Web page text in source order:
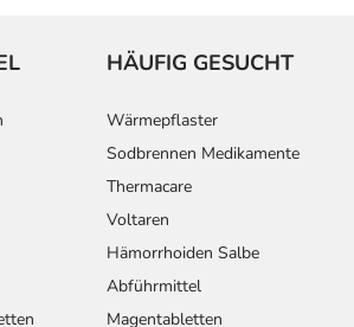
(Schleim-) Haut-Schwellung
des antidiuretischen
HÄUFIG GESUCHT
Wärmepflaster
Sodbrennen Medikamente
Thermacare
Voltaren
Hämorrhoiden Salbe
Abführmittel
Magentabletten